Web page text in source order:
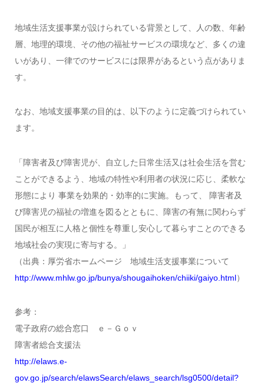
地域生活支援事業が設けられている背景として、人の数、年齢
層、地理的環境、その他の福祉サービスの環境など、多くの違
いがあり、一律でのサービスには限界があるという点がありま
す。
なお、地域支援事業の目的は、以下のように定義づけられてい
ます。
「障害者及び障害児が、自立した日常生活又は社会生活を営む
ことができるよう、地域の特性や利用者の状況に応じ、柔軟な
形態により 事業を効果的・効率的に実施。もって、 障害者及
び障害児の福祉の増進を図るとともに、障害の有無に関わらず
国民が相互に人格と個性を尊重し安心して暮らすことのできる
地域社会の実現に寄与する。」
（出典：厚労省ホームページ 地域生活支援事業について
http://www.mhlw.go.jp/bunya/shougaihoken/chiiki/gaiyo.html）
参考：
電子政府の総合窓口 ｅ－Ｇｏｖ
障害者総合支援法
http://elaws.e-
gov.go.jp/search/elawsSearch/elaws_search/lsg0500/detail?